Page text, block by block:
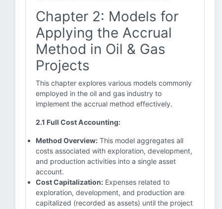
Chapter 2: Models for
Applying the Accrual
Method in Oil & Gas
Projects
This chapter explores various models commonly
employed in the oil and gas industry to
implement the accrual method effectively.
2.1 Full Cost Accounting:
Method Overview: This model aggregates all
costs associated with exploration, development,
and production activities into a single asset
account.
Cost Capitalization: Expenses related to
exploration, development, and production are
capitalized (recorded as assets) until the project